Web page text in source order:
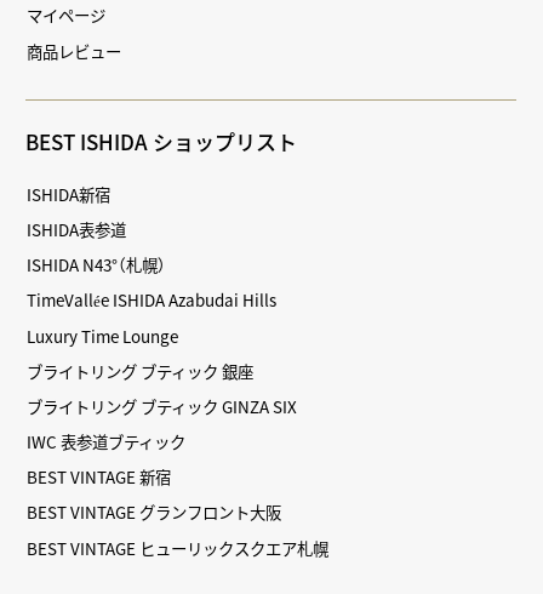
マイページ
商品レビュー
BEST ISHIDA ショップリスト
ISHIDA新宿
ISHIDA表参道
ISHIDA N43°（札幌）
TimeVallée ISHIDA Azabudai Hills
Luxury Time Lounge
ブライトリング ブティック 銀座
ブライトリング ブティック GINZA SIX
IWC 表参道ブティック
BEST VINTAGE 新宿
BEST VINTAGE グランフロント大阪
BEST VINTAGE ヒューリックスクエア札幌